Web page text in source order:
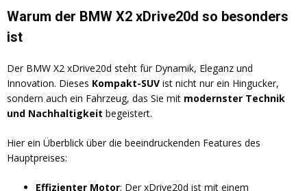
Warum der BMW X2 xDrive20d so besonders
ist
Der BMW X2 xDrive20d steht für Dynamik, Eleganz und
Innovation. Dieses Kompakt-SUV ist nicht nur ein Hingucker,
sondern auch ein Fahrzeug, das Sie mit modernster Technik
und Nachhaltigkeit begeistert.
Hier ein Überblick über die beeindruckenden Features des
Hauptpreises:
Effizienter Motor: Der xDrive20d ist mit einem